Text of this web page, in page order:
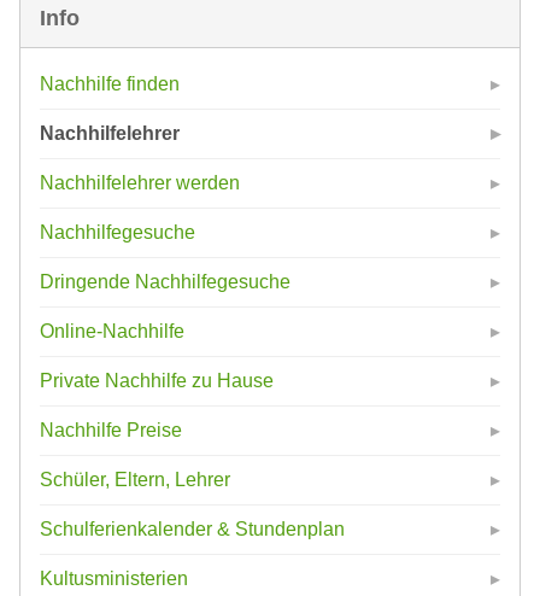
Info
Nachhilfe finden
Nachhilfelehrer
Nachhilfelehrer werden
Nachhilfegesuche
Dringende Nachhilfegesuche
Online-Nachhilfe
Private Nachhilfe zu Hause
Nachhilfe Preise
Schüler, Eltern, Lehrer
Schulferienkalender & Stundenplan
Kultusministerien